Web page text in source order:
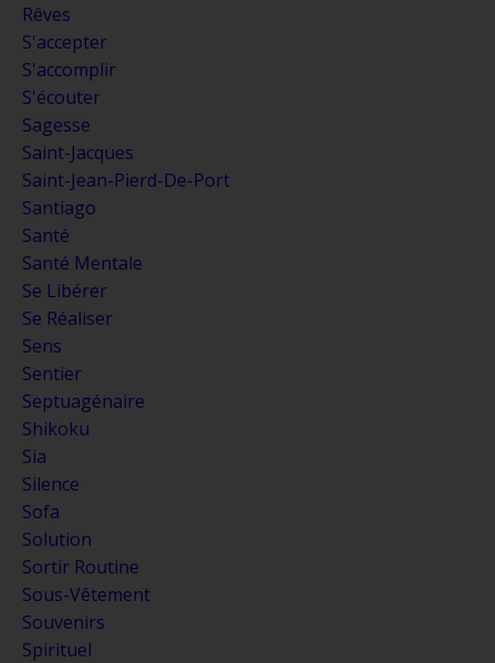
Rêves
S'accepter
S'accomplir
S'écouter
Sagesse
Saint-Jacques
Saint-Jean-Pierd-De-Port
Santiago
Santé
Santé Mentale
Se Libérer
Se Réaliser
Sens
Sentier
Septuagénaire
Shikoku
Sia
Silence
Sofa
Solution
Sortir Routine
Sous-Vêtement
Souvenirs
Spirituel